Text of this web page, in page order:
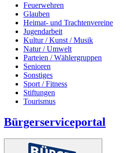
Feuerwehren
Glauben
Heimat- und Trachtenvereine
Jugendarbeit
Kultur / Kunst / Musik
Natur / Umwelt
Parteien / Wählergruppen
Senioren
Sonstiges
Sport / Fitness
Stiftungen
Tourismus
Bürgerserviceportal